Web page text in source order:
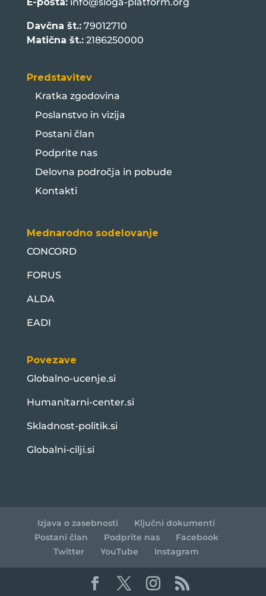
Davčna št.:79012710
Matična št.:2186250000
Predstavitev
Kratka zgodovina
Poslanstvo in vizija
Postani član
Podprite nas
Delovna področja in pobude
Kontakti
Mednarodno sodelovanje
CONCORD
FORUS
ALDA
EADI
Povezave
Globalno-ucenje.si
Humanitarni-center.si
Skladnost-politik.si
Globalni-cilji.si
Izjava o zasebnosti
Ključni dokumenti
Postani član
Podprite nas
Facebook
Twitter
YouTube Instagram